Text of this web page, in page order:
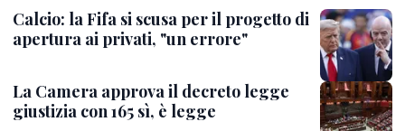
Calcio: la Fifa si scusa per il progetto di
apertura ai privati, "un errore"
La Camera approva il decreto legge
giustizia con 165 sì, è legge